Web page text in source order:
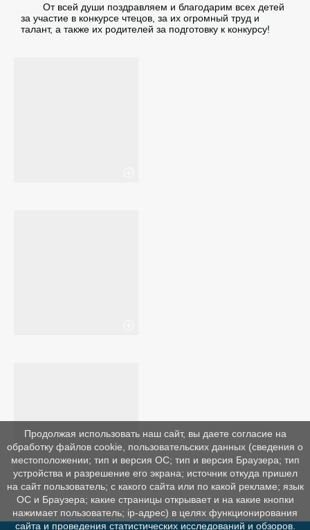
От всей души поздравляем и благодарим всех детей
за участие в конкурсе чтецов, за их огромный труд и
талант, а также их родителей за подготовку к конкурсу!
Продолжая использовать наш сайт, вы даете согласие на
обработку файлов cookie, пользовательских данных (сведения о
местоположении; тип и версия ОС; тип и версия Браузера; тип
устройства и разрешение его экрана; источник откуда пришел
на сайт пользователь; с какого сайта или по какой рекламе; язык
ОС и Браузера; какие страницы открывает и на какие кнопки
нажимает пользователь; ip-адрес) в целях функционирования
сайта и проведения статистических исследований и обзоров.